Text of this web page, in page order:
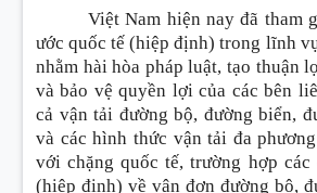
Việt Nam hiện nay đã tham
ước quốc tế (hiệp định) trong lĩnh
nhằm hài hòa pháp luật, tạo thuận
và bảo vệ quyền lợi của các bên
cả vận tải đường bộ, đường biển,
và các hình thức vận tải đa
với chặng quốc tế, trường hợp
(hiệp định) về vận đơn đường bộ,